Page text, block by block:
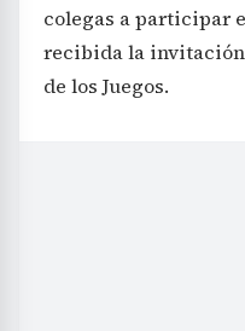
colegas a participar
recibida la
de los Juegos.